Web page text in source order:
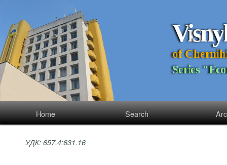
Visny
of Chernih
Series "Eco
Home Search
УДК: 657.4:631.16